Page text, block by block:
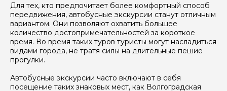
Для тех, кто предпочитает более комфортный способ
передвижения, автобусные экскурсии станут отличным
вариантом. Они позволяют охватить большее
количество достопримечательностей за короткое
время. Во время таких туров туристы могут насладиться
видами города, не тратя силы на длительные пешие
прогулки.
Автобусные экскурсии часто включают в себя
посещение таких знаковых мест, как Волгоградская